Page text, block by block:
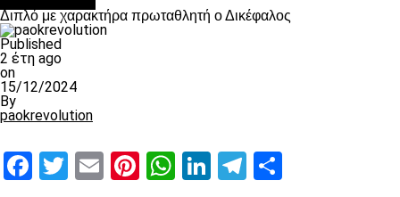
Διπλό με χαρακτήρα πρωταθλητή ο Δικέφαλος
Published
2 έτη ago
on
15/12/2024
By
paokrevolution
Facebook
Twitter
EmailPinterest
WhatsApp
LinkedIn
Telegram